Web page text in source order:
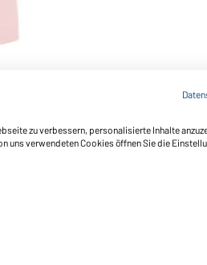
zu verbessern, personalisierte Inhalte
uns verwendeten Cookies öffnen Sie die